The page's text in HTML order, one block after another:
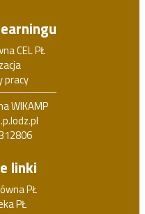
CEL PŁ
pracy
WIKAMP
linki
PŁ
PŁ